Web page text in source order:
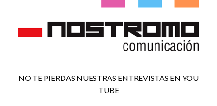
NO TE PIERDAS NUESTRAS ENTREVISTAS EN YOU
TUBE